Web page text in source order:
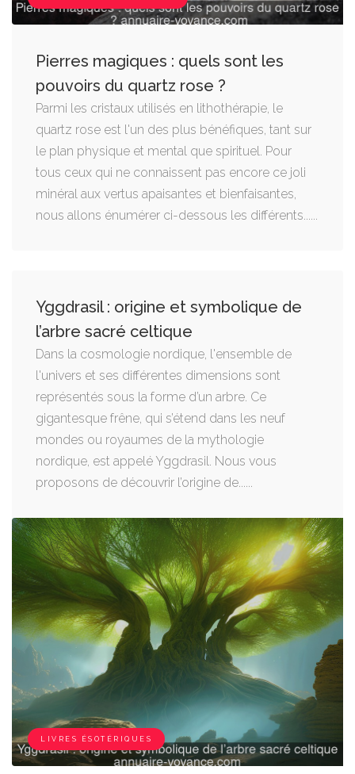
Pierres magiques : quels sont les
pouvoirs du quartz rose ?
Parmi les cristaux utilisés en lithothérapie, le
quartz rose est l'un des plus bénéfiques, tant sur
le plan physique et mental que spirituel. Pour
tous ceux qui ne connaissent pas encore ce joli
minéral aux vertus apaisantes et bienfaisantes,
nous allons énumérer ci-dessous les différents......
Yggdrasil : origine et symbolique de
l’arbre sacré celtique
Dans la cosmologie nordique, l'ensemble de
l'univers et ses différentes dimensions sont
représentés sous la forme d’un arbre. Ce
gigantesque frêne, qui s’étend dans les neuf
mondes ou royaumes de la mythologie
nordique, est appelé Yggdrasil. Nous vous
proposons de découvrir l’origine de......
LIVRES ÉSOTÉRIQUES